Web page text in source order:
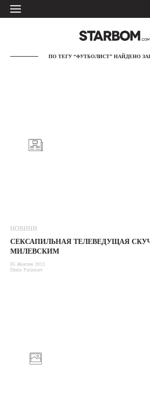
ПО ТЕГУ “ФУТБОЛИСТ” НАЙДЕНО
НОВИНИ
СЕКСАПИЛЬНАЯ ТЕЛЕВЕДУЩАЯ
МИЛЕВСКИМ
05 Жовтня 2013
Denis Putintsev